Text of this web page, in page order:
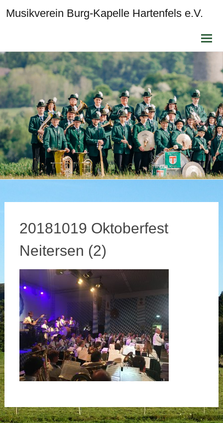
Musikverein Burg-Kapelle Hartenfels e.V.
Inhalt
20181019 Oktoberfest
Neitersen (2)